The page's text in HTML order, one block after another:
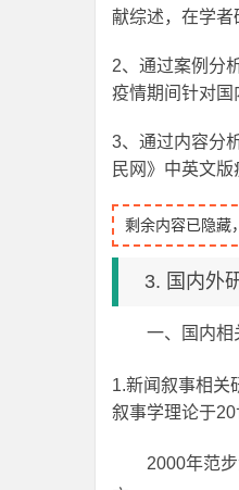
献综述，在学者
2、通过案例分
疫情期间针对国
3、通过内容分
民网》中英文
剩余内容已隐藏
3. 国内外
一、国内相
1.新闻叙事相关
叙事学理论于20
2000年范